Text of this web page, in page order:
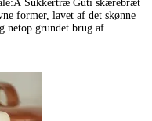
Sukkertræ Guti skærebræt
former, lavet af det skønne
netop grundet brug af